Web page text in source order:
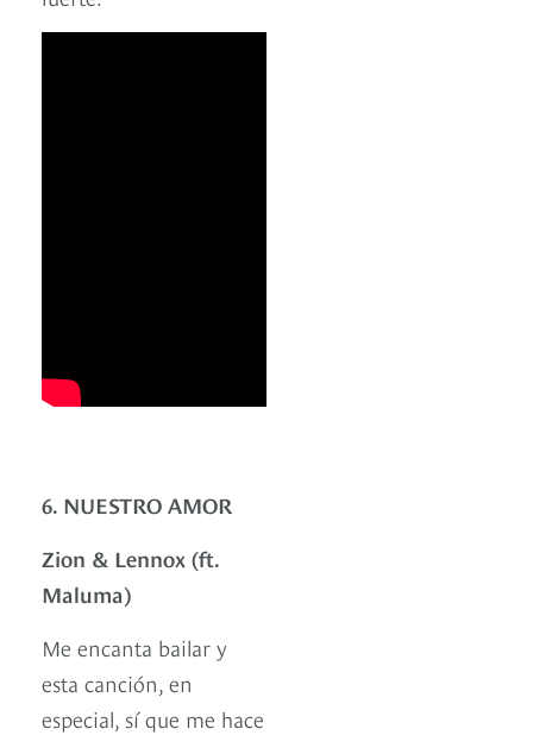
6. NUESTRO AMOR
Zion & Lennox (ft.
Maluma)
Me encanta bailar y
esta canción, en
especial, sí que me hace